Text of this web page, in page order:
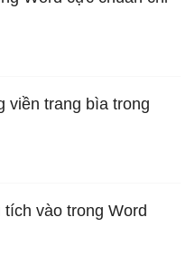
viền trang bìa trong
vào trong Word